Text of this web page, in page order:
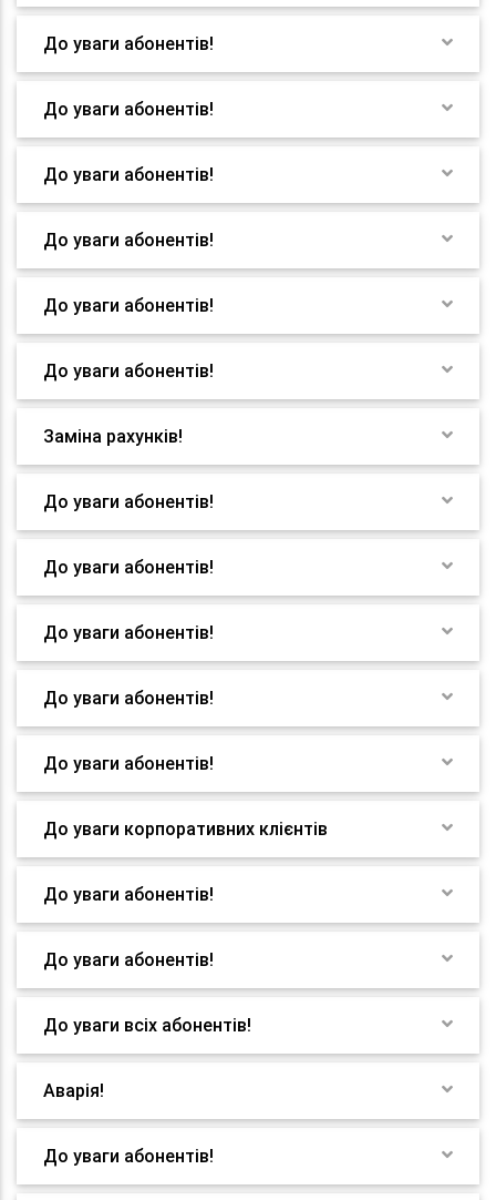
До уваги абонентів!
До уваги абонентів!
До уваги абонентів!
До уваги абонентів!
До уваги абонентів!
До уваги абонентів!
Заміна рахунків!
До уваги абонентів!
До уваги абонентів!
До уваги абонентів!
До уваги абонентів!
До уваги абонентів!
До уваги корпоративних клієнтів
До уваги абонентів!
До уваги абонентів!
До уваги всіх абонентів!
Аварія!
До уваги абонентів!